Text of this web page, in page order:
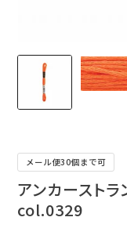
メール便30個まで可
アンカーストラ
col.0329